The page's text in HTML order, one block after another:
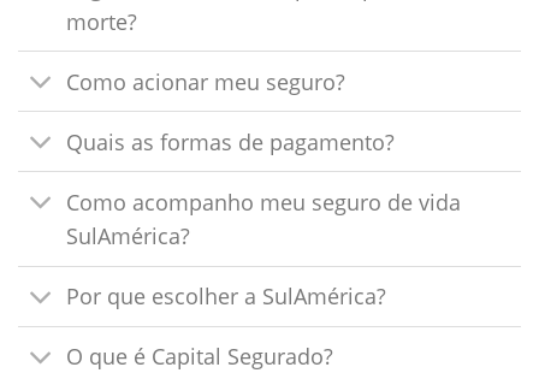
morte?
Como acionar meu seguro?
Quais as formas de pagamento?
Como acompanho meu seguro de vida
SulAmérica?
Por que escolher a SulAmérica?
O que é Capital Segurado?